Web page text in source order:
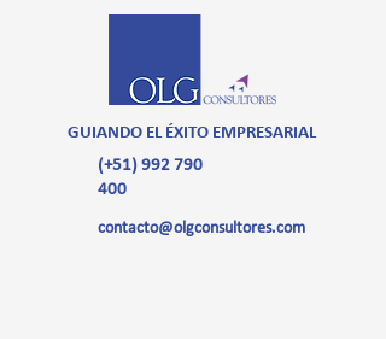
GUIANDO EL ÉXITO EMPRESARIAL
(+51) 992 790
400
contacto@olgconsultores.com